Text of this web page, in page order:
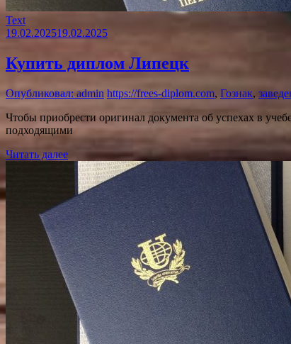
Text
19.02.202519.02.2025
Купить диплом Липецк
Опубликовал: admin https://frees-diplom.com, Гознак,
Чтобы приобрести оригинал документа об успехах в
подходящими
Читать далее